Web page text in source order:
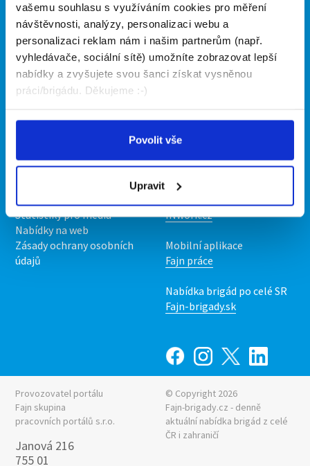
vašemu souhlasu s využíváním cookies pro měření
návštěvnosti, analýzy, personalizaci webu a
personalizaci reklam nám i našim partnerům (např.
vyhledávače, sociální sítě) umožníte zobrazovat lepší
nabídky a zvyšujete svou šanci získat vysněnou
práci/brigádu. Děkujeme :-)
Povolit vše
Upravit
Brigádníci
Články
Hledané brigády
Firmy
Vložit inzerát
Ceník
Propagace
O portálu
O nás
Statistiky pro média
Nabídky na web
Zásady ochrany osobních
údajů
Naše další projekty
Fajn brigády
INwork.cz
Mobilní aplikace
Fajn práce
Nabídka brigád po celé SR
Fajn-brigady.sk
Provozovatel portálu
Fajn skupina
pracovních portálů s.r.o.
Janová 216
755 01
© Copyright 2026
Fajn-brigady.cz - denně
aktuální nabídka brigád z celé
ČR i zahraničí